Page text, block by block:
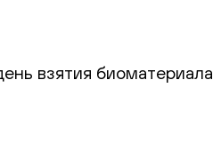
взятия биоматериала